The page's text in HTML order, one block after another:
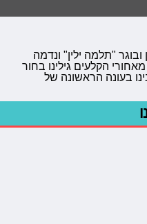
"תלמה ילין" ונדמה
הקלעים גילינו בחור
בעונה הראשונה של